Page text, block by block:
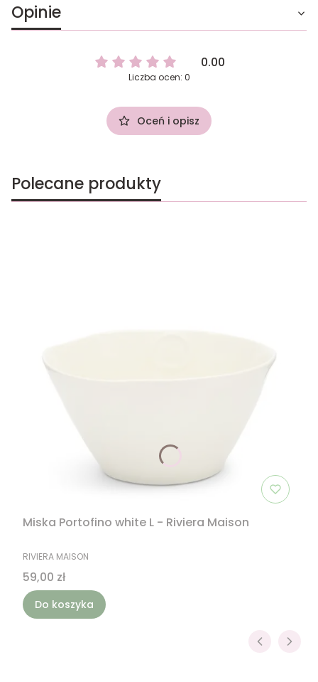
Opinie
0.00
Liczba ocen: 0
Oceń i opisz
Polecane produkty
Miska Portofino white L - Riviera Maison
PRODUCENT
RIVIERA MAISON
Cena
59,00 zł
Do koszyka